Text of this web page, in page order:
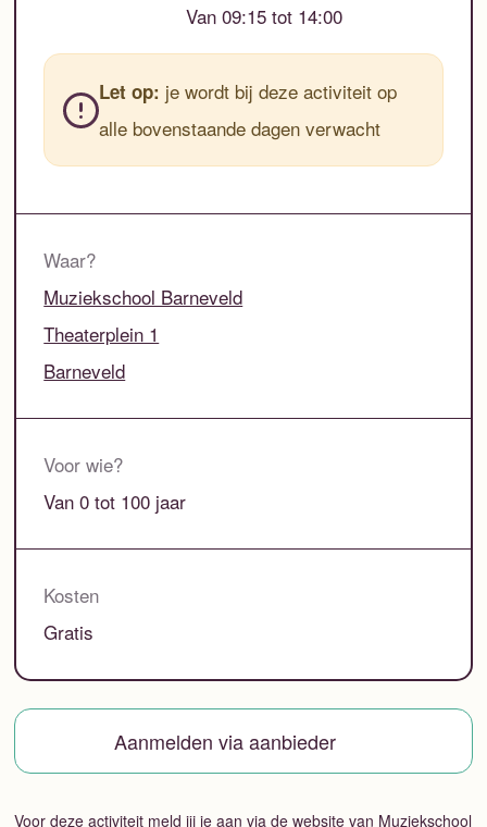
Van 09:15 tot 14:00
Let op: je wordt bij deze activiteit op
alle bovenstaande dagen verwacht
Waar?
Muziekschool Barneveld
Theaterplein 1
Barneveld
Voor wie?
Van 0 tot 100 jaar
Kosten
Gratis
Aanmelden via aanbieder
Voor deze activiteit meld jij je aan via de website van Muziekschool